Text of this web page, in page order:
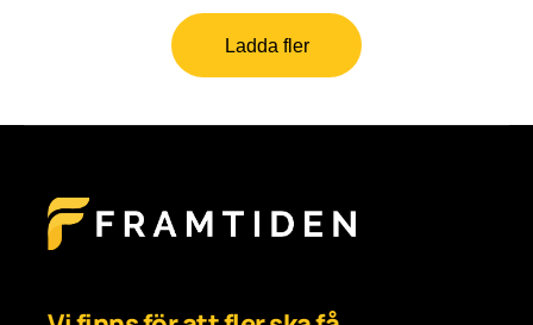
Ladda fler